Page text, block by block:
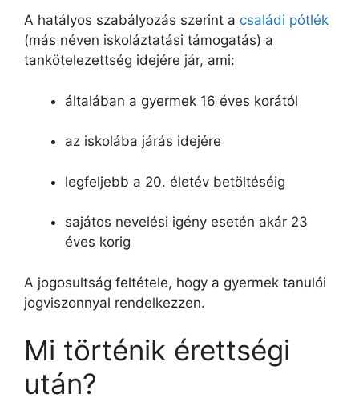
A hatályos szabályozás szerint a családi pótlék
(más néven iskoláztatási támogatás) a
tankötelezettség idejére jár, ami:
általában a gyermek 16 éves korától
az iskolába járás idejére
legfeljebb a 20. életév betöltéséig
sajátos nevelési igény esetén akár 23
éves korig
A jogosultság feltétele, hogy a gyermek tanulói
jogviszonnyal rendelkezzen.
Mi történik érettségi
után?